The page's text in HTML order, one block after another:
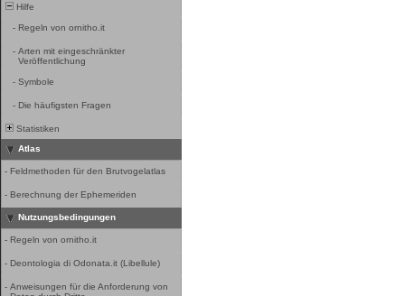
Hilfe
- Regeln von ornitho.it
- Arten mit eingeschränkter
Veröffentlichung
- Symbole
- Die häufigsten Fragen
Statistiken
Atlas
- Feldmethoden für den Brutvogelatlas
- Berechnung der Ephemeriden
Nutzungsbedingungen
- Regeln von ornitho.it
- Deontologia di Odonata.it (Libellule)
- Anweisungen für die Anforderung von